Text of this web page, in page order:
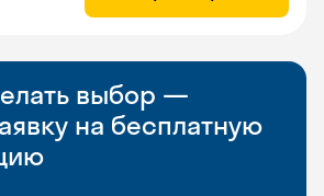
выбор —
на бесплатную